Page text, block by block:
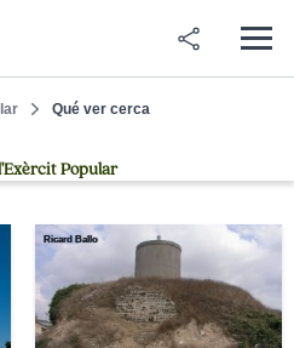
Qué ver cerca
Popular
Ricard Ballo